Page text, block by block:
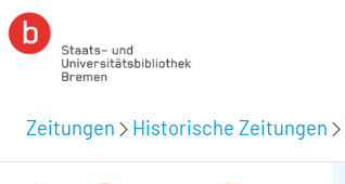
Zeitungen Historische Zeitungen